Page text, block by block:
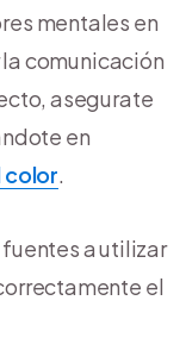
mentales en
comunicación
asegurate
en
color.
a utilizar
el